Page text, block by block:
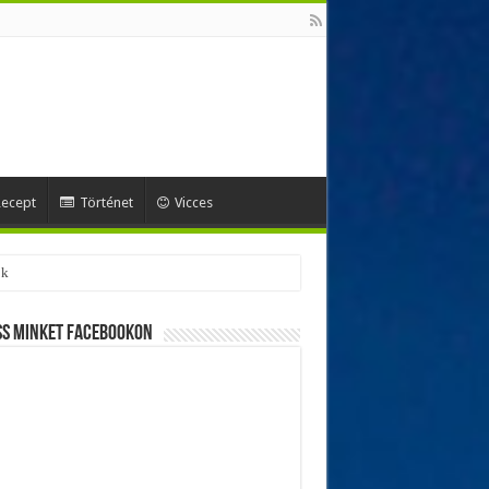
Történet Vicces
minket Facebookon